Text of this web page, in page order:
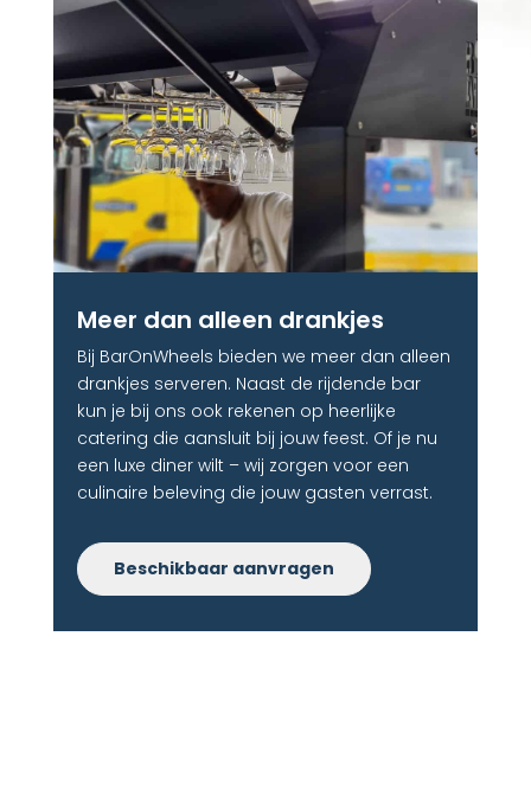
Meer dan alleen drankjes​
Bij BarOnWheels bieden we meer dan alleen
drankjes serveren. Naast de rijdende bar
kun je bij ons ook rekenen op heerlijke
catering die aansluit bij jouw feest. Of je nu
een luxe diner wilt – wij zorgen voor een
culinaire beleving die jouw gasten verrast.
Beschikbaar aanvragen